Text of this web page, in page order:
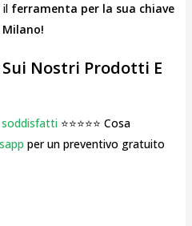
ferramenta per la sua chiave
Nostri Prodotti E
⭐⭐⭐⭐⭐ Cosa
per un preventivo gratuito